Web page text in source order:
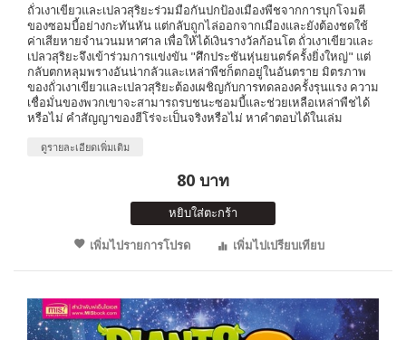
ถั่วเงาเขียวและเปลวสุริยะร่วมมือกันปกป้องเมืองพืชจากการบุกโจมตี
ของซอมบี้อย่างกะทันหัน แต่กลับถูกไล่ออกจากเมืองและยังต้องชดใช้
ค่าเสียหายจำนวนมหาศาล เพื่อให้ได้เงินรางวัลก้อนโต ถั่วเงาเขียวและ
เปลวสุริยะจึงเข้าร่วมการเเข่งขัน "ศึกประชันหุ่นยนตร์ครั้งยิ่งใหญ่" แต่
กลับตกหลุมพรางอันน่ากลัวและเหล่าพืชก็ตกอยู่ในอันตราย มิตรภาพ
ของถั่วเงาเขียวและเปลวสุริยะต้องเผชิญกับการทดลองครั้งรุนเเรง ความ
เชื่อมั่นของพวกเขาจะสามารถรบชนะซอมบี้และช่วยเหลือเหล่าพืชได้
หรือไม่ คำสัญญาของฮีโร่จะเป็นจริงหรือไม่ หาคำตอบได้ในเล่ม
ดูรายละเอียดเพิ่มเติม
80 บาท
หยิบใส่ตะกร้า
เพิ่มไปรายการโปรด
เพิ่มไปเปรียบเทียบ